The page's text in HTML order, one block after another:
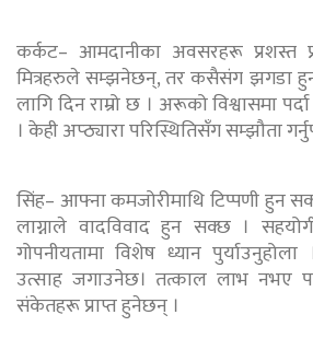
कर्कट– आमदानीका अवसरहरू प्रशस्त
मित्रहरुले सम्झनेछन्, तर कसैसंग झगडा हुन
लागि दिन राम्रो छ । अरूको विश्वासमा
। केही अप्ठ्यारा परिस्थितिसँग सम्झौता
सिंह– आफ्ना कमजोरीमाथि टिप्पणी हुन
लाग्नाले वादविवाद हुन सक्छ ।
गोपनीयतामा विशेष ध्यान
उत्साह जगाउनेछ। तत्काल लाभ नभए
संकेतहरू प्राप्त हुनेछन् ।